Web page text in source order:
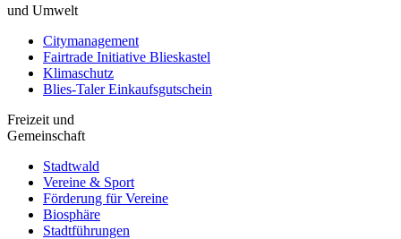
und Umwelt
Citymanagement
Fairtrade Initiative Blieskastel
Klimaschutz
Blies-Taler Einkaufsgutschein
Freizeit und
Gemeinschaft
Stadtwald
Vereine & Sport
Förderung für Vereine
Biosphäre
Stadtführungen